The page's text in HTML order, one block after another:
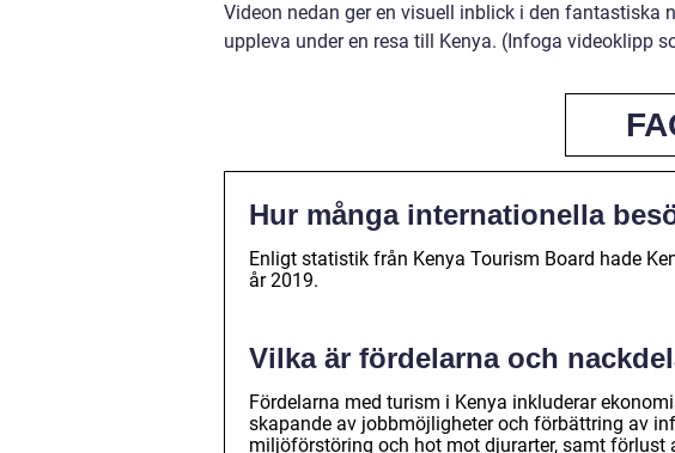
Videon nedan ger en visuell inblick i den
uppleva under en resa till Kenya. (Infoga videoklipp
Hur många internationella
Enligt statistik från Kenya Tourism Board hade
år 2019.
Vilka är fördelarna och
Fördelarna med turism i Kenya inkluderar
skapande av jobbmöjligheter och förbättring av
miljöförstöring och hot mot djurarter, samt förlust